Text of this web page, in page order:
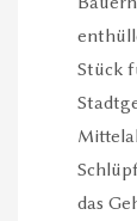
Stück
das